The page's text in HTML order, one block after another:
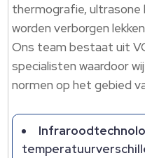
thermografie, ultrasone
worden verborgen
Ons team bestaat uit
specialisten waardoor
normen op het gebied